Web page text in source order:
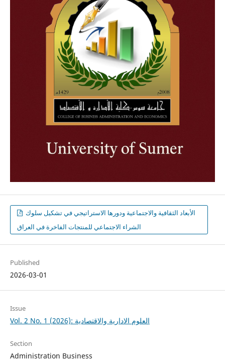
الشراء الاجتماعي للمنتجات الفاخرة في العراق
Published
2026-03-01
Issue
Vol. 2 No. 1 (2026): العلوم الادارية والاقتصادية
Section
Administration Business